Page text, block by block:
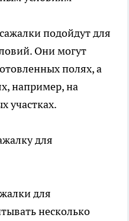
подойдут для
Они могут
полях, а
например, на
участках.
для
для
несколько